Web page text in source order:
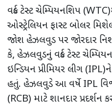
વર્લ્ડ ટેસ્ટ ચેમ્પિયનશિપ (WTC)
ઓસ્ટ્રેલિયન ફાસ્ટ બોલર
જોશ હેઝલવુડ પર જોરદાર
કે, હેઝલવુડનું વર્લ્ડ ટેસ્ટ
ઇન્ડિયન પ્રીમિયર લીગ (IPL)
હતું. હેઝલવુડે આ વર્ષે IPL
(RCB) માટે શાનદાર પ્રદર્શન